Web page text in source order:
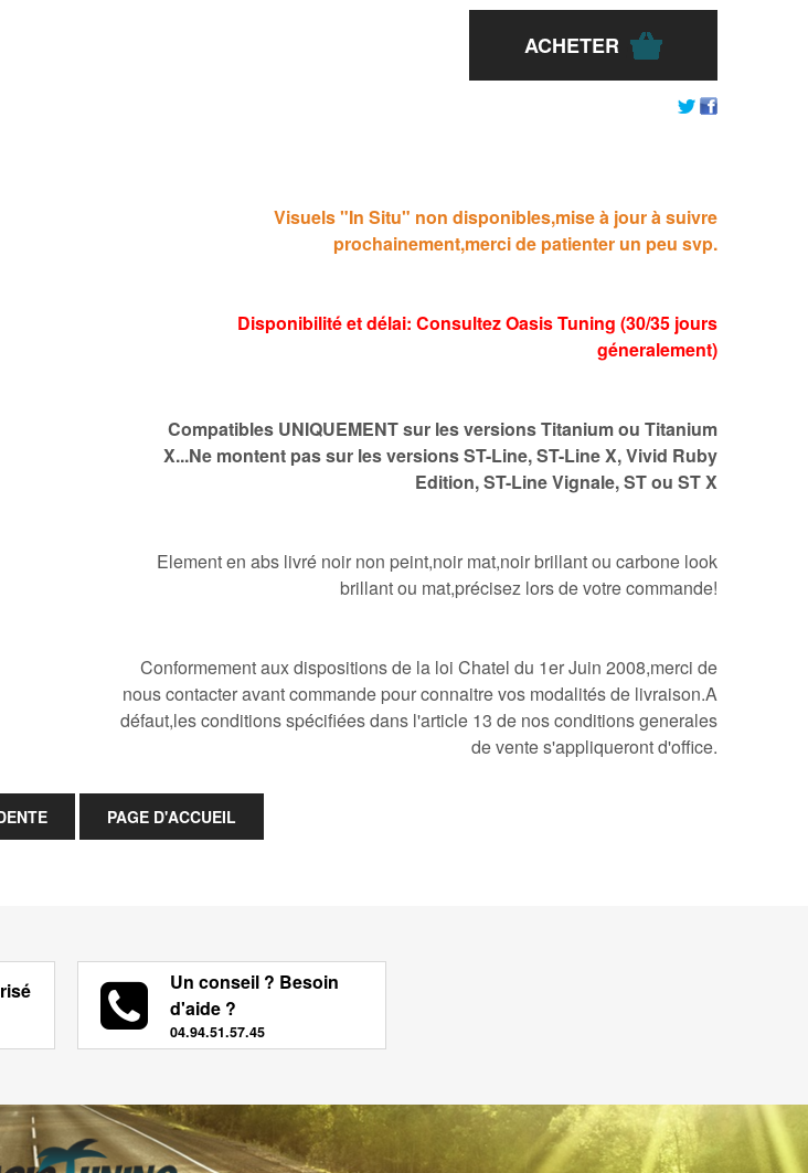
Visuels "In Situ" non disponibles,mise à jour à suivre
prochainement,merci de patienter un peu svp.
Disponibilité et délai: Consultez Oasis Tuning (30/35 jours
géneralement)
Compatibles UNIQUEMENT sur les versions Titanium ou Titanium
X...Ne montent pas sur les versions ST-Line, ST-Line X, Vivid Ruby
Edition, ST-Line Vignale, ST ou ST X
Element en abs livré noir non peint,noir mat,noir brillant ou carbone look
brillant ou mat,précisez lors de votre commande!
Conformement aux dispositions de la loi Chatel du 1er Juin 2008,merci de
nous contacter avant commande pour connaitre vos modalités de livraison.A
défaut,les conditions spécifiées dans l'article 13 de nos conditions generales
de vente s'appliqueront d'office.
Un conseil ? Besoin
d'aide ?
04.94.51.57.45